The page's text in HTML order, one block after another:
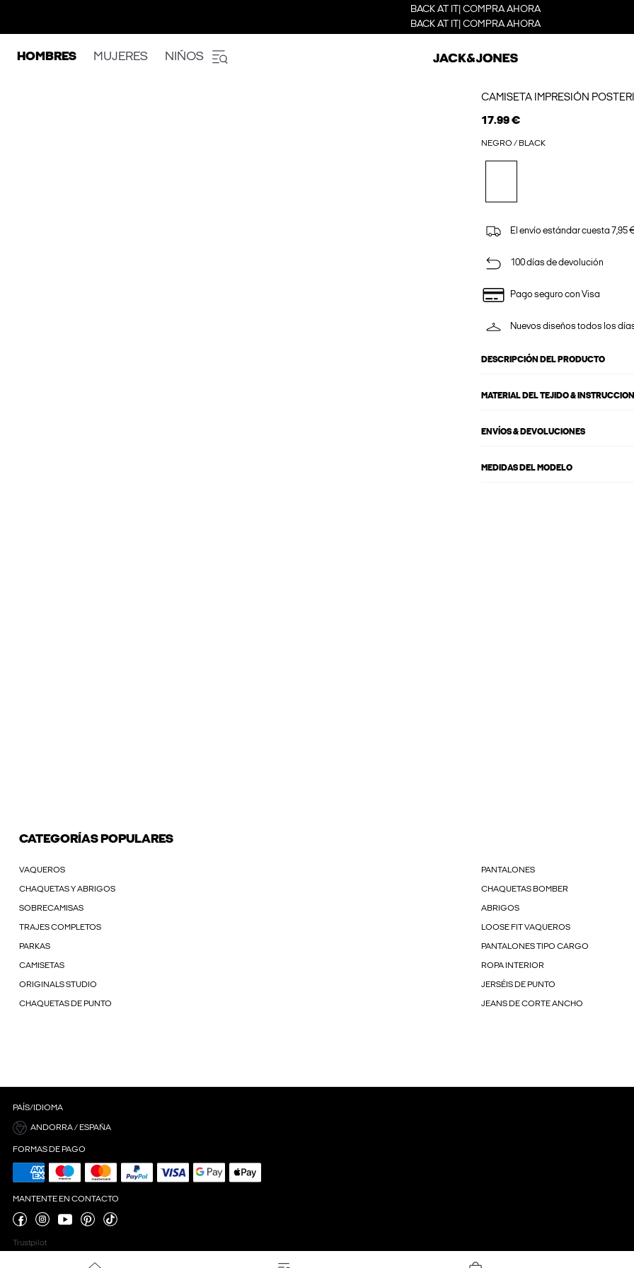
BACK AT IT| COMPRA AHORA
BACK AT IT| COMPRA AHORA
HOMBRES MUJERES NIÑOS
CAMISETA IMPRESIÓN
17.99 €
NEGRO / BLACK
El envío estándar cuesta 7,95
100 días de devolución
Pago seguro con Visa
Nuevos diseños todos los
DESCRIPCIÓN DEL PRODUCTO
MATERIAL DEL TEJIDO &
ENVÍOS & DEVOLUCIONES
MEDIDAS DEL MODELO
CATEGORÍAS POPULARES
VAQUEROS PANTALONES
CHAQUETAS Y ABRIGOS CHAQUETAS BOMBER
SOBRECAMISAS ABRIGOS
TRAJES COMPLETOS LOOSE FIT VAQUEROS
PARKAS PANTALONES TIPO CARGO
CAMISETAS ROPA INTERIOR
ORIGINALS STUDIO JERSÉIS DE PUNTO
CHAQUETAS DE PUNTO JEANS DE CORTE ANCHO
PAÍS/IDIOMA
ANDORRA / ESPAÑA
FORMAS DE PAGO
MANTENTE EN CONTACTO
Trustpilot